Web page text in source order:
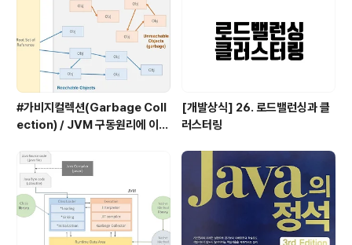
#가비지컬렉션(Garbage Coll
ection) / JVM 구동원리에 이어
[개발상식] 26. 로드밸런싱과 클
러스터링